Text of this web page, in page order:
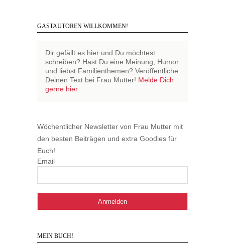
GASTAUTOREN WILLKOMMEN!
Dir gefällt es hier und Du möchtest
schreiben? Hast Du eine Meinung, Humor
und liebst Familienthemen? Veröffentliche
Deinen Text bei Frau Mutter! Melde Dich
gerne hier
Wöchentlicher Newsletter von Frau Mutter mit
den besten Beiträgen und extra Goodies für
Euch!
Email
MEIN BUCH!